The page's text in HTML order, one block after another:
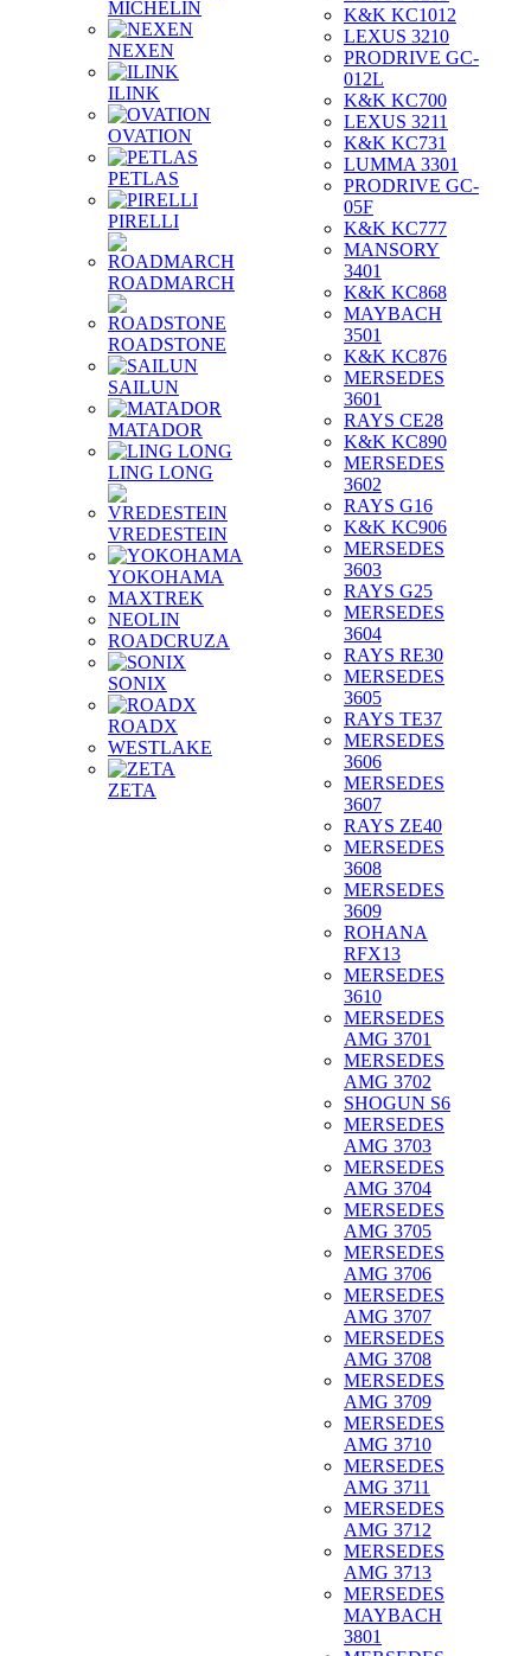
MICHELIN
NEXEN
ILINK
OVATION
PETLAS
PIRELLI
ROADMARCH
ROADSTONE
SAILUN
MATADOR
LING LONG
VREDESTEIN
YOKOHAMA
MAXTREK
NEOLIN
ROADCRUZA
SONIX
ROADX
WESTLAKE
ZETA
K&K KC1012
LEXUS 3210
PRODRIVE GC-
012L
K&K KC700
LEXUS 3211
K&K KC731
LUMMA 3301
PRODRIVE GC-
05F
K&K KC777
MANSORY
3401
K&K KC868
MAYBACH
3501
K&K KC876
MERSEDES
3601
RAYS CE28
K&K KC890
MERSEDES
3602
RAYS G16
K&K KC906
MERSEDES
3603
RAYS G25
MERSEDES
3604
RAYS RE30
MERSEDES
3605
RAYS TE37
MERSEDES
3606
MERSEDES
3607
RAYS ZE40
MERSEDES
3608
MERSEDES
3609
ROHANA
RFX13
MERSEDES
3610
MERSEDES
AMG 3701
MERSEDES
AMG 3702
SHOGUN S6
MERSEDES
AMG 3703
MERSEDES
AMG 3704
MERSEDES
AMG 3705
MERSEDES
AMG 3706
MERSEDES
AMG 3707
MERSEDES
AMG 3708
MERSEDES
AMG 3709
MERSEDES
AMG 3710
MERSEDES
AMG 3711
MERSEDES
AMG 3712
MERSEDES
AMG 3713
MERSEDES
MAYBACH
3801